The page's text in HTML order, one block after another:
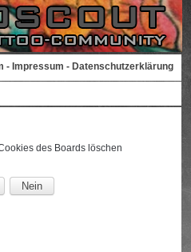
- Impressum - Datenschutzerklärung
des Boards löschen